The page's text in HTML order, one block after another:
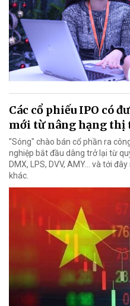
Các cổ phiếu IPO có
mới từ nâng hạng thị
"Sóng" chào bán cổ phần ra
nghiệp bắt đầu dâng trở lại từ
DMX, LPS, DVV, AMY... và tới
khác.